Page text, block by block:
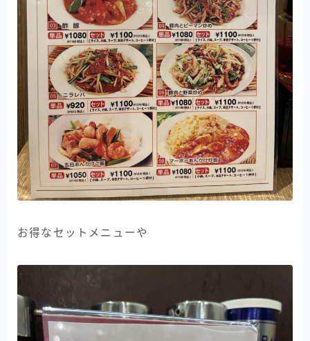
お得なセットメニューや